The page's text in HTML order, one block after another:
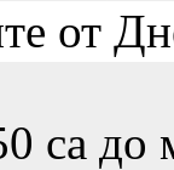
от
са до